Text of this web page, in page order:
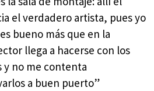
el verdadero artista, pues yo
bueno más que en la
llega a hacerse con los
no me contenta
a buen puerto”